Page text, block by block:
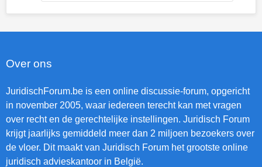
Over ons
JuridischForum.be is een online discussie-forum, opgericht
in november 2005, waar iedereen terecht kan met vragen
over recht en de gerechtelijke instellingen. Juridisch Forum
krijgt jaarlijks gemiddeld meer dan 2 miljoen bezoekers over
de vloer. Dit maakt van Juridisch Forum het grootste online
juridisch advieskantoor in België.